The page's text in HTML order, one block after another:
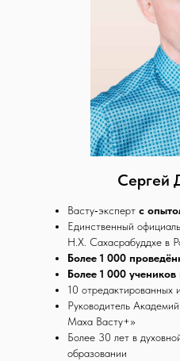
Сергей
Васту‑эксперт с
Единственный
Н.Х. Сахасрабуддхе в
Более 1 000
Более 1 000
10 отредактированных
Руководитель
Маха Васту+»
Более 30 лет в
образовании